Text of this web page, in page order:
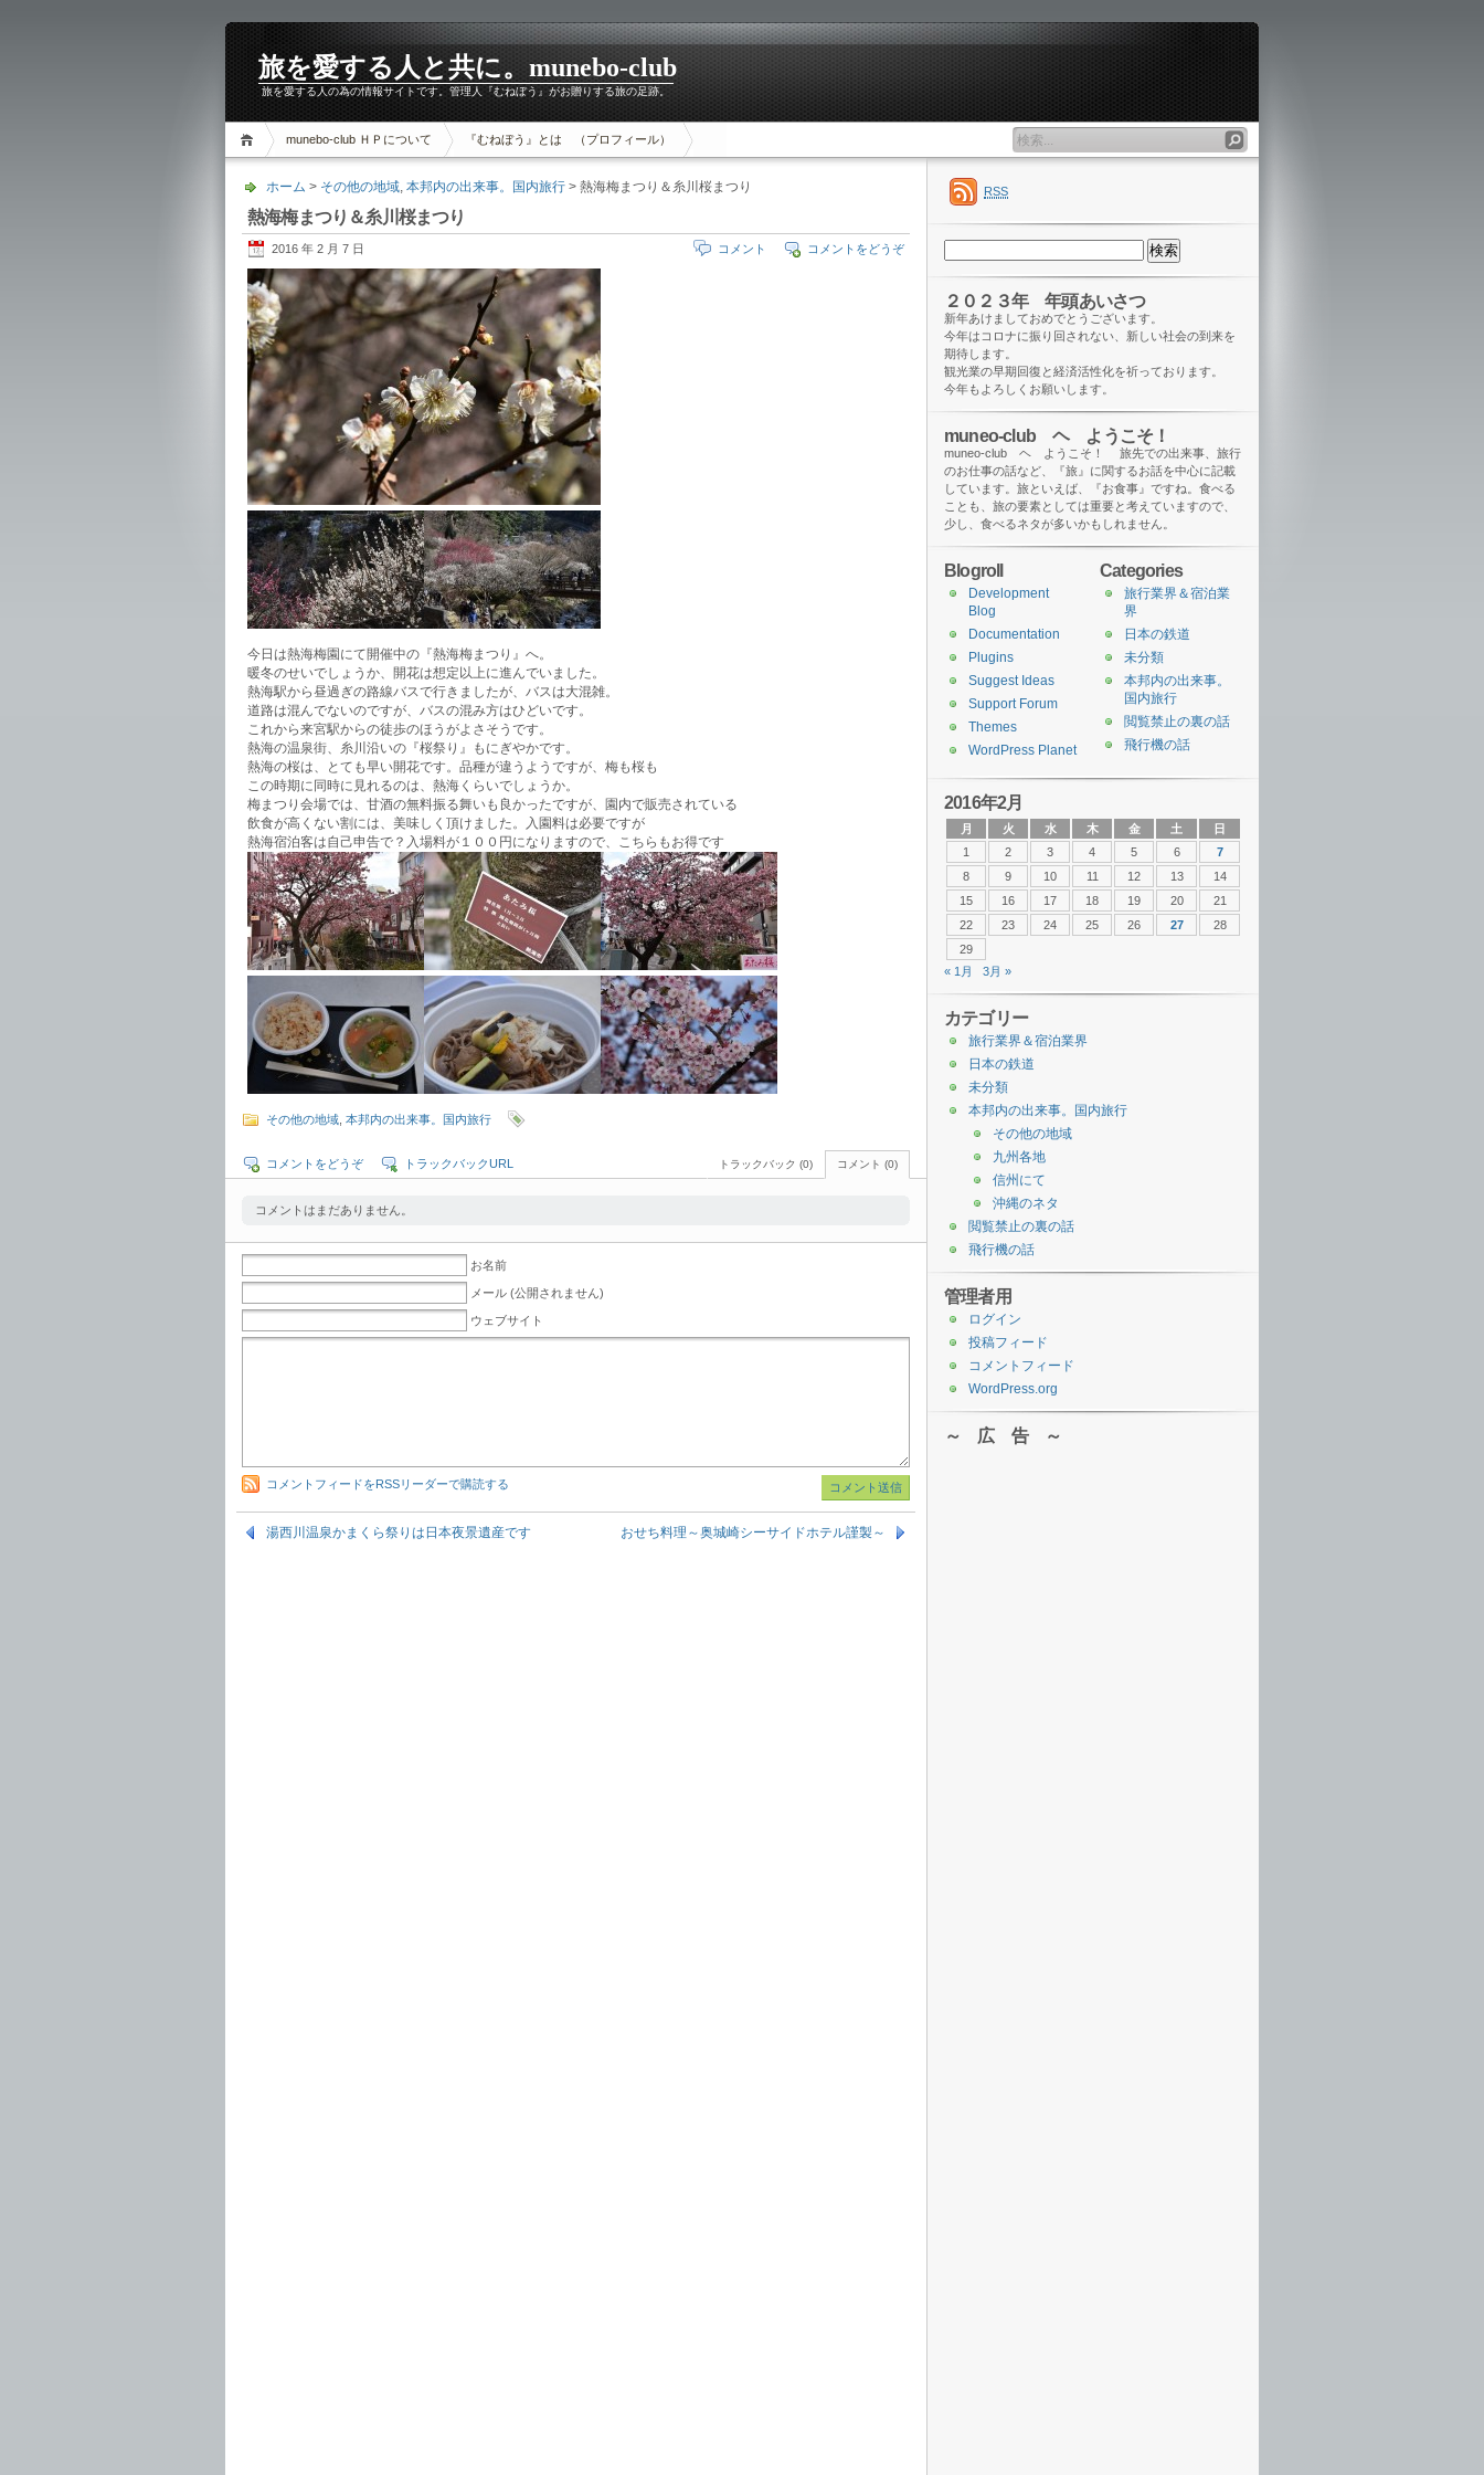
旅を愛する人と共に。munebo-club
旅を愛する人の為の情報サイトです。管理人『むねぼう』がお贈りする旅の足跡。
munebo-club ＨＰについて 『むねぼう』とは （プロフィール）
ホーム > その他の地域, 本邦内の出来事。国内旅行 > 熱海梅まつり＆糸川桜まつり
熱海梅まつり＆糸川桜まつり
2016 年 2 月 7 日 コメントをどうぞ
コメント
今日は熱海梅園にて開催中の『熱海梅まつり』へ。
暖冬のせいでしょうか、開花は想定以上に進んでいました。
熱海駅から昼過ぎの路線バスで行きましたが、バスは大混雑。
道路は混んでないのですが、バスの混み方はひどいです。
これから来宮駅からの徒歩のほうがよさそうです。
熱海の温泉街、糸川沿いの『桜祭り』もにぎやかです。
熱海の桜は、とても早い開花です。品種が違うようですが、梅も桜も
この時期に同時に見れるのは、熱海くらいでしょうか。
梅まつり会場では、甘酒の無料振る舞いも良かったですが、園内で販売されている
飲食が高くない割には、美味しく頂けました。入園料は必要ですが
熱海宿泊客は自己申告で？入場料が１００円になりますので、こちらもお得です
その他の地域 本邦内の出来事。国内旅行
コメント (0)
トラックバック (0)
コメントをどうぞ トラックバックURL
コメントはまだありません。
お名前
メール (公開されません)
ウェブサイト
コメントフィードをRSSリーダーで購読する
湯西川温泉かまくら祭りは日本夜景遺産です おせち料理～奥城崎シーサイドホテル謹製～
RSS
索:
２０２３年 年頭あいさつ
新年あけましておめでとうございます。
今年はコロナに振り回されない、新しい社会の到来を
期待します。
観光業の早期回復と経済活性化を祈っております。
今年もよろしくお願いします。
muneo-club ヘ ようこそ！
muneo-club ヘ ようこそ！ 旅先での出来事、旅行
のお仕事の話など、『旅』に関するお話を中心に記載
しています。旅といえば、『お食事』ですね。食べる
ことも、旅の要素としては重要と考えていますので、
少し、食べるネタが多いかもしれません。
Categories
旅行業界＆宿泊業
界
日本の鉄道
未分類
本邦内の出来事。
国内旅行
閲覧禁止の裏の話
飛行機の話
Blogroll
Development
Blog
Documentation
Plugins
Suggest Ideas
Support Forum
Themes
WordPress Planet
2016年2月
月 火 水 木 金 土
日
1
2 3 4 5 6
7
8
9 10 11 12 13
14
15
16 17 18 19 20
21
22
23 24 25 26 27
28
29
« 1月
3月 »
カテゴリー
旅行業界＆宿泊業界
日本の鉄道
未分類
本邦内の出来事。国内旅行
その他の地域
九州各地
信州にて
沖縄のネタ
閲覧禁止の裏の話
飛行機の話
管理者用
ログイン
投稿フィード
コメントフィード
WordPress.org
～ 広 告 ～